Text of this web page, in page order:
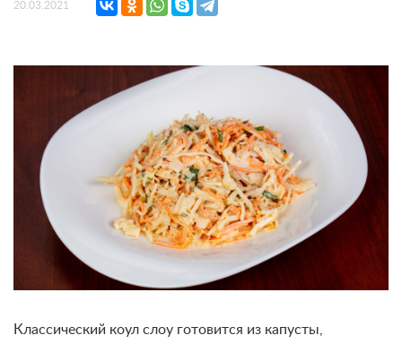
20.03.2021
Классический коул слоу готовится из капусты,